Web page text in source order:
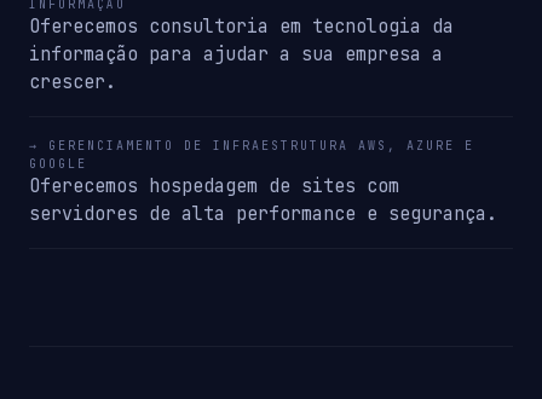
INFORMAÇÃO
Oferecemos consultoria em tecnologia da
informação para ajudar a sua empresa a
crescer.
→ GERENCIAMENTO DE INFRAESTRUTURA AWS, AZURE E
GOOGLE
Oferecemos hospedagem de sites com
servidores de alta performance e segurança.